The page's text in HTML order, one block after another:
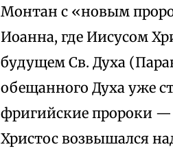
Монтан с «новым
Иоанна, где Иисусом
будущем Св. Духа
обещанного Духа уже
фригийские пророки —
Христос возвышался